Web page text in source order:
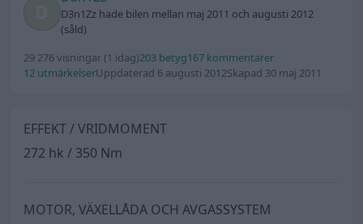
D3n1Zz hade bilen mellan maj 2011 och augusti 2012
(såld)
29 276 visningar (1 idag)203 betyg167 kommentarer
12 utmärkelserUppdaterad 6 augusti 2012Skapad 30 maj 2011
EFFEKT / VRIDMOMENT
272 hk / 350 Nm
MOTOR, VÄXELLÅDA OCH AVGASSYSTEM